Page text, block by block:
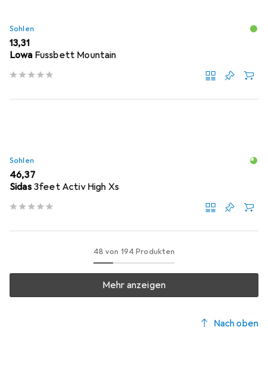
Sohlen
EUR
13,31
Lowa Fussbett Mountain
Sohlen
EUR
46,37
Sidas 3feet Activ High Xs
48 von 194 Produkten
Mehr anzeigen
Nach oben